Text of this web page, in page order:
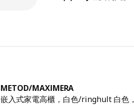
METOD/MAXIMERA
嵌入式家電高櫃，白色/ringhult 白色，